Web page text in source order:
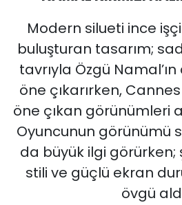
Modern silueti ince
buluşturan tasarım;
tavrıyla Özgü
öne çıkarırken, Cannes
öne çıkan görünümleri
Oyuncunun görünümü
da büyük ilgi görürken;
stili ve güçlü ekran
övgü